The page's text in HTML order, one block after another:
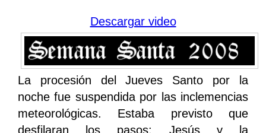
Descargar video
La procesión del Jueves Santo por la
noche fue suspendida por las inclemencias
meteorológicas. Estaba previsto que
desfilaran los pasos: Jesús y la